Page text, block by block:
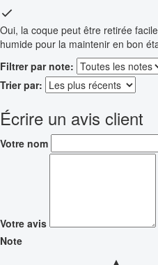
Oui, la coque peut être retirée
humide pour la maintenir en bon
Filtrer par note:
Trier par:
Écrire un avis client
Votre nom
Votre avis
Note